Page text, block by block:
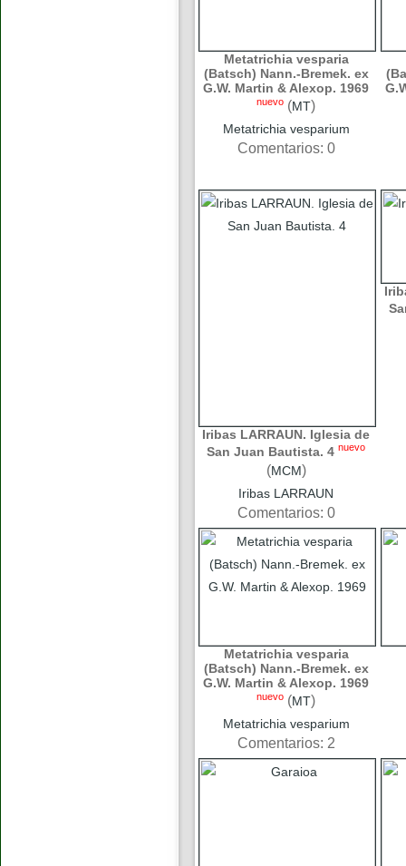
Metatrichia vesparia
(Batsch) Nann.-Bremek. ex
G.W. Martin & Alexop. 1969
nuevo (MT)
Metatrichia vesparium
Comentarios: 0
Iribas LARRAUN. Iglesia de
San Juan Bautista. 4 nuevo
(MCM)
Iribas LARRAUN
Comentarios: 0
Metatrichia vesparia
(Batsch) Nann.-Bremek. ex
G.W. Martin & Alexop. 1969
nuevo (MT)
Metatrichia vesparium
Comentarios: 2